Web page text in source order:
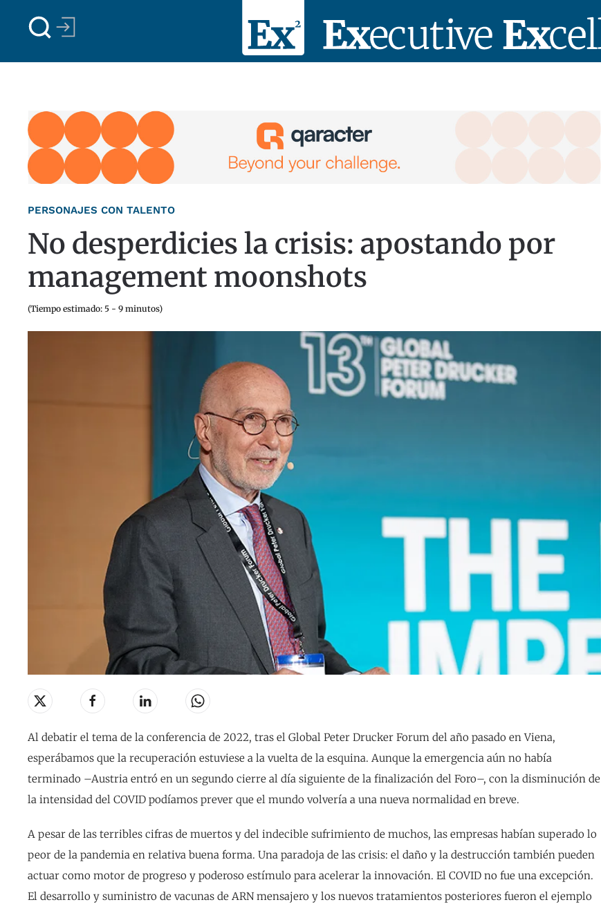
Skip to main content
PERSONAJES CON TALENTO
No desperdicies la crisis: apostando por
management moonshots
(Tiempo estimado: 5 - 9 minutos)
Al debatir el tema de la conferencia de 2022, tras el Global Peter Drucker Forum del año pasado en Viena,
esperábamos que la recuperación estuviese a la vuelta de la esquina. Aunque la emergencia aún no había
terminado –Austria entró en un segundo cierre al día siguiente de la finalización del Foro–, con la disminución de
la intensidad del COVID podíamos prever que el mundo volvería a una nueva normalidad en breve.
A pesar de las terribles cifras de muertos y del indecible sufrimiento de muchos, las empresas habían superado lo
peor de la pandemia en relativa buena forma. Una paradoja de las crisis: el daño y la destrucción también pueden
actuar como motor de progreso y poderoso estímulo para acelerar la innovación. El COVID no fue una excepción.
El desarrollo y suministro de vacunas de ARN mensajero y los nuevos tratamientos posteriores fueron el ejemplo